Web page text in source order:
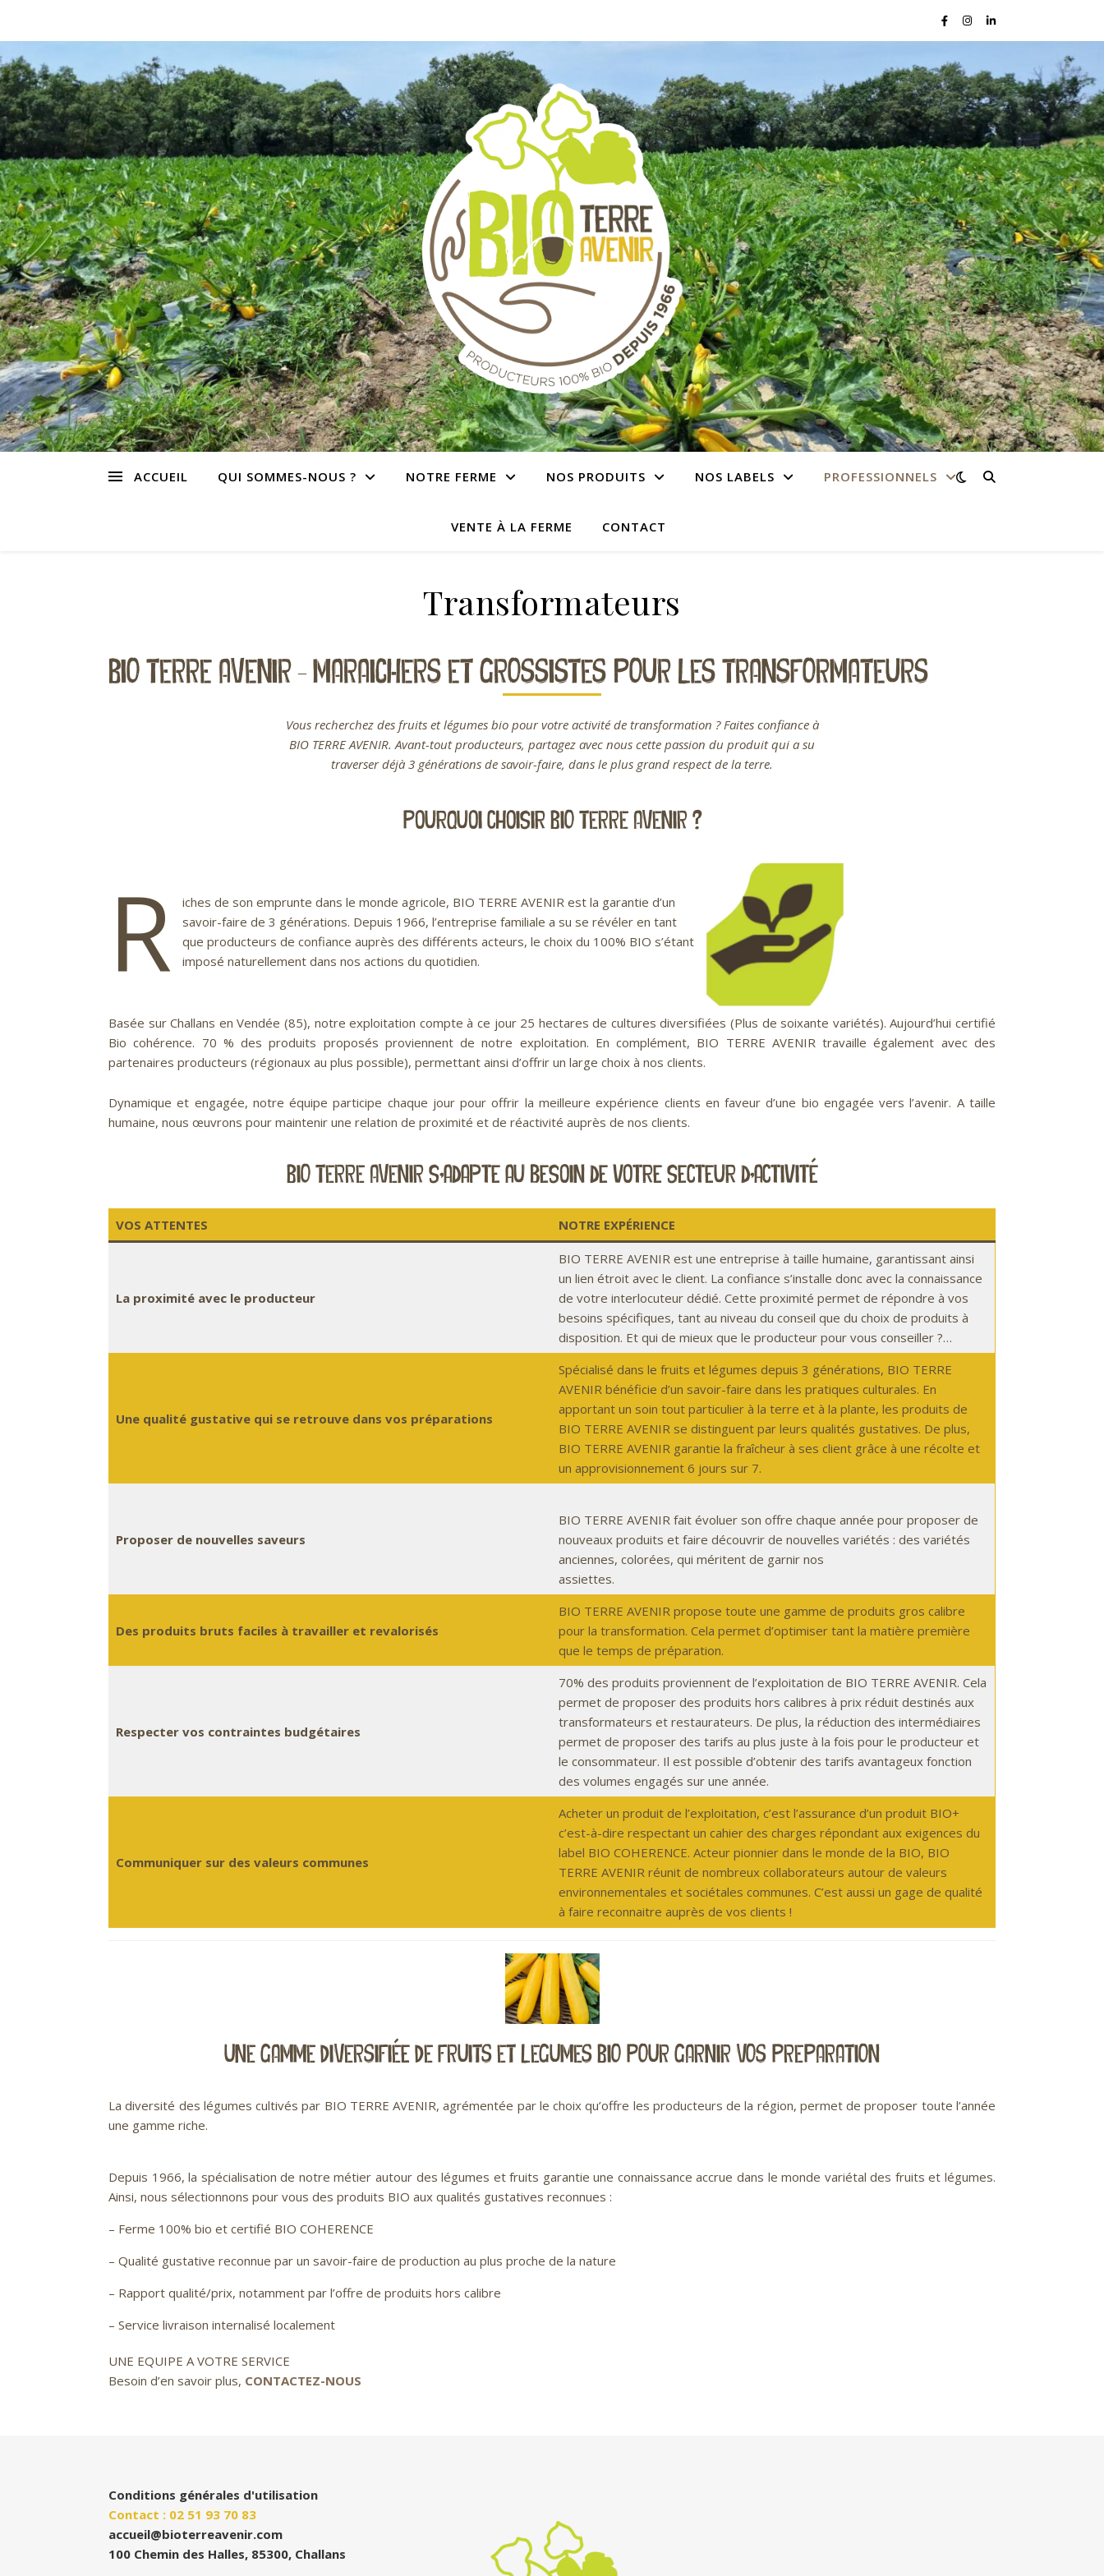
ACCUEIL QUI SOMMES-NOUS ? NOTRE FERME NOS PRODUITS NOS LABELS PROFESSIONNELS
VENTE À LA FERME CONTACT
Transformateurs
BIO TERRE AVENIR – MARAICHERS ET GROSSISTES POUR LES TRANSFORMATEURS
Vous recherchez des fruits et légumes bio pour votre activité de transformation ? Faites confiance à
BIO TERRE AVENIR. Avant-tout producteurs, partagez avec nous cette passion du produit qui a su
traverser déjà 3 générations de savoir-faire, dans le plus grand respect de la terre.
Pourquoi choisir BIO TERRE AVENIR ?
R
iches de son emprunte dans le monde agricole, BIO TERRE AVENIR est la garantie d’un
savoir-faire de 3 générations. Depuis 1966, l’entreprise familiale a su se révéler en tant
que producteurs de confiance auprès des différents acteurs, le choix du 100% BIO s’étant
imposé naturellement dans nos actions du quotidien.
Basée sur Challans en Vendée (85), notre exploitation compte à ce jour 25 hectares de cultures diversifiées (Plus de soixante variétés). Aujourd’hui certifié
Bio cohérence. 70 % des produits proposés proviennent de notre exploitation. En complément, BIO TERRE AVENIR travaille également avec des
partenaires producteurs (régionaux au plus possible), permettant ainsi d’offrir un large choix à nos clients.
Dynamique et engagée, notre équipe participe chaque jour pour offrir la meilleure expérience clients en faveur d’une bio engagée vers l’avenir. A taille
humaine, nous œuvrons pour maintenir une relation de proximité et de réactivité auprès de nos clients.
BIO TERRE AVENIR s’adapte au besoin de votre secteur d’activité
VOS ATTENTES NOTRE EXPÉRIENCE
La proximité avec le producteur
BIO TERRE AVENIR est une entreprise à taille humaine, garantissant ainsi
un lien étroit avec le client. La confiance s’installe donc avec la connaissance
de votre interlocuteur dédié. Cette proximité permet de répondre à vos
besoins spécifiques, tant au niveau du conseil que du choix de produits à
disposition. Et qui de mieux que le producteur pour vous conseiller ?…
Une qualité gustative qui se retrouve dans vos préparations
Spécialisé dans le fruits et légumes depuis 3 générations, BIO TERRE
AVENIR bénéficie d’un savoir-faire dans les pratiques culturales. En
apportant un soin tout particulier à la terre et à la plante, les produits de
BIO TERRE AVENIR se distinguent par leurs qualités gustatives. De plus,
BIO TERRE AVENIR garantie la fraîcheur à ses client grâce à une récolte et
un approvisionnement 6 jours sur 7.
Proposer de nouvelles saveurs
BIO TERRE AVENIR fait évoluer son offre chaque année pour proposer de
nouveaux produits et faire découvrir de nouvelles variétés : des variétés
anciennes, colorées, qui méritent de garnir nos
assiettes.
Des produits bruts faciles à travailler et revalorisés
BIO TERRE AVENIR propose toute une gamme de produits gros calibre
pour la transformation. Cela permet d’optimiser tant la matière première
que le temps de préparation.
Respecter vos contraintes budgétaires
70% des produits proviennent de l’exploitation de BIO TERRE AVENIR. Cela
permet de proposer des produits hors calibres à prix réduit destinés aux
transformateurs et restaurateurs. De plus, la réduction des intermédiaires
permet de proposer des tarifs au plus juste à la fois pour le producteur et
le consommateur. Il est possible d’obtenir des tarifs avantageux fonction
des volumes engagés sur une année.
Communiquer sur des valeurs communes
Acheter un produit de l’exploitation, c’est l’assurance d’un produit BIO+
c’est-à-dire respectant un cahier des charges répondant aux exigences du
label BIO COHERENCE. Acteur pionnier dans le monde de la BIO, BIO
TERRE AVENIR réunit de nombreux collaborateurs autour de valeurs
environnementales et sociétales communes. C’est aussi un gage de qualité
à faire reconnaitre auprès de vos clients !
UNE GAMME DIVERSIFIÉe DE FRUITS ET LEGUMES BIO POUR GARNIR VOS PREPARATION
La diversité des légumes cultivés par BIO TERRE AVENIR, agrémentée par le choix qu’offre les producteurs de la région, permet de proposer toute l’année
une gamme riche.
Depuis 1966, la spécialisation de notre métier autour des légumes et fruits garantie une connaissance accrue dans le monde variétal des fruits et légumes.
Ainsi, nous sélectionnons pour vous des produits BIO aux qualités gustatives reconnues :
– Ferme 100% bio et certifié BIO COHERENCE
– Qualité gustative reconnue par un savoir-faire de production au plus proche de la nature
– Rapport qualité/prix, notamment par l’offre de produits hors calibre
– Service livraison internalisé localement
UNE EQUIPE A VOTRE SERVICE
Besoin d’en savoir plus, CONTACTEZ-NOUS
Conditions générales d'utilisation
Contact : 02 51 93 70 83
accueil@bioterreavenir.com
100 Chemin des Halles, 85300, Challans